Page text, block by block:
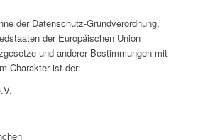
der Datenschutz-Grundverordnung,
der Europäischen Union
und anderer Bestimmungen mit
Charakter ist der: